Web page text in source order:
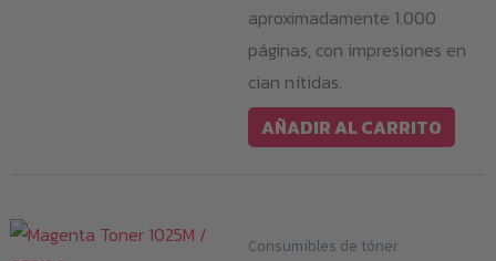
aproximadamente 1.000
páginas, con impresiones en
cian nítidas.
AÑADIR AL CARRITO
Consumibles de tóner